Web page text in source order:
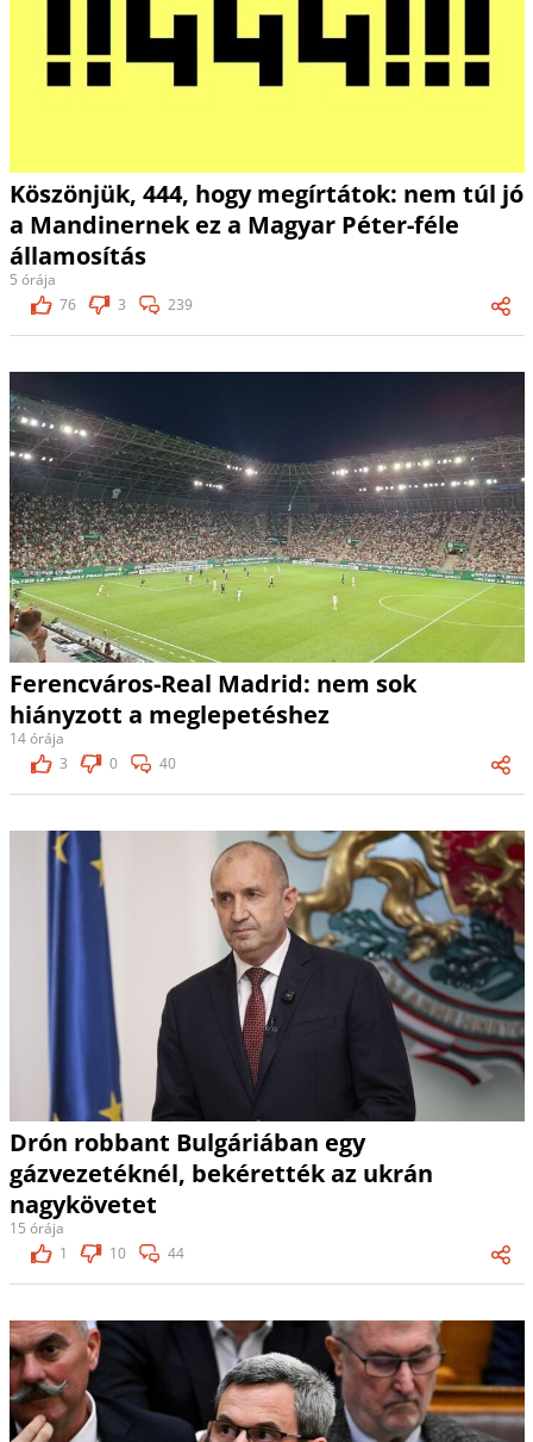
Köszönjük, 444, hogy megírtátok: nem túl jó
a Mandinernek ez a Magyar Péter-féle
államosítás
5 órája
76
3 239
Ferencváros-Real Madrid: nem sok
hiányzott a meglepetéshez
14 órája
3
0 40
Drón robbant Bulgáriában egy
gázvezetéknél, bekérették az ukrán
nagykövetet
15 órája
1
10 44